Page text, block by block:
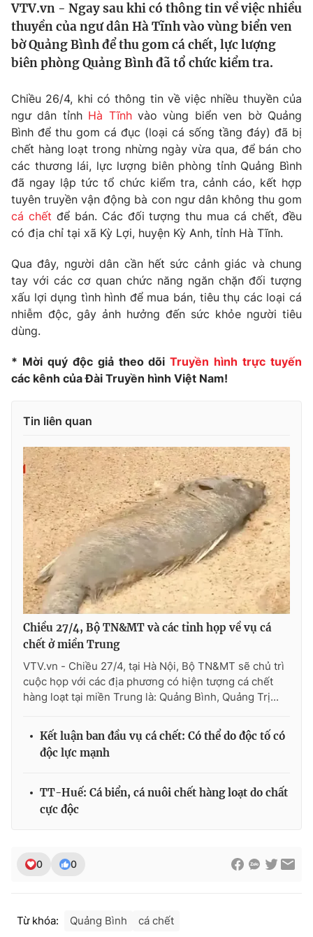
Thế giới
Tin tức
Câu chuyện quốc tế
Kinh tế
Tài chính
Thị trường
Góc doanh nghiệp
Dữ liệu và đời sống
Truyền hình
Phim VTV
Hậu trường
Nhân vật
Khán giả
Giải sao mai
Giải trí
Điện ảnh
Sao
Đời sống
Du lịch
Làm đẹp
Chất lượng cuộc sống
Giáo dục
Tuyển sinh
Học trực tuyến
Công nghệ
Sản phẩm
Tư vấn
Giao lưu trực tuyến
Chuyên mục khác
Emagazine Podcast
Photo Infographic
Video Shorts video
VTV Money VTV Thể thao
VTV Sức khoẻ Bất động sản
Thị trường 24h Tấm lòng Việt
VTV9
Liên hệ tòa soạn English
THỜI BÁO VTV
VTV.vn - Ngay sau khi có thông tin về việc nhiều
thuyền của ngư dân Hà Tĩnh vào vùng biển ven
bờ Quảng Bình để thu gom cá chết, lực lượng
biên phòng Quảng Bình đã tổ chức kiểm tra.
Chiều 26/4, khi có thông tin về việc nhiều thuyền của
ngư dân tỉnh Hà Tĩnhvào vùng biển ven bờ Quảng
Bình để thu gom cá đục (loại cá sống tầng đáy) đã bị
chết hàng loạt trong nhừng ngày vừa qua, để bán cho
các thương lái, lực lượng biên phòng tỉnh Quảng Bình
đã ngay lập tức tổ chức kiểm tra, cảnh cáo, kết hợp
tuyên truyền vận động bà con ngư dân không thu gom
cá chết để bán. Các đối tượng thu mua cá chết, đều
có địa chỉ tại xã Kỳ Lợi, huyện Kỳ Anh, tỉnh Hà Tĩnh.
Qua đây, người dân cần hết sức cảnh giác và chung
tay với các cơ quan chức năng ngăn chặn đối tượng
xấu lợi dụng tình hình để mua bán, tiêu thụ các loại cá
nhiễm độc, gây ảnh hưởng đến sức khỏe người tiêu
dùng.
* Mời quý độc giả theo dõiTruyền hình trực tuyến
các kênh của Đài Truyền hình Việt Nam!
Tin liên quan
Chiều 27/4, Bộ TN&MT và các tỉnh họp về vụ cá
chết ở miền Trung
VTV.vn - Chiều 27/4, tại Hà Nội, Bộ TN&MT sẽ chủ trì
cuộc họp với các địa phương có hiện tượng cá chết
hàng loạt tại miền Trung là: Quảng Bình, Quảng Trị...
Kết luận ban đầu vụ cá chết: Có thể do độc tố có
độc lực mạnh
TT-Huế: Cá biển, cá nuôi chết hàng loạt do chất
cực độc
0 0
Từ khóa: Quảng Bình cá chết